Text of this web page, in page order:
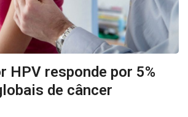
HPV responde por 5%
de câncer